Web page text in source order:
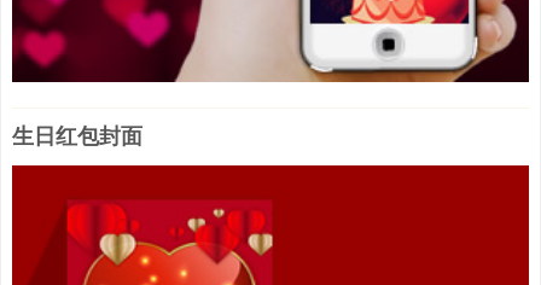
生日红包封面